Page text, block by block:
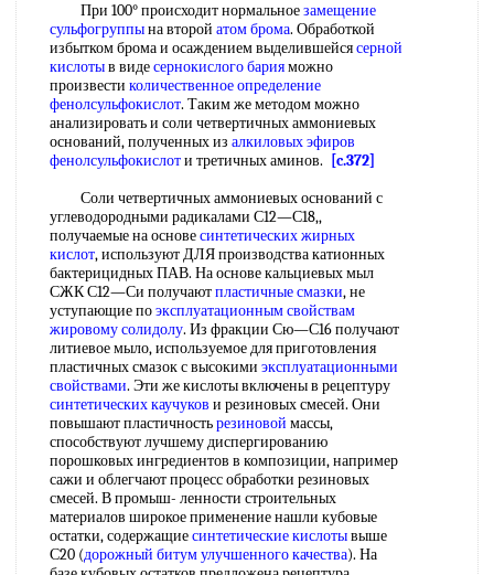
При 100° происходит нормальноезамещение
сульфогруппына второй атом брома. Обработкой
избытком брома и осаждением выделившейсясерной
кислотыв видесернокислого барияможно
произвести количественное определение
фенолсульфокислот. Таким же методом можно
анализировать и соли четвертичных аммониевых
оснований, полученных из алкиловых эфиров
фенолсульфокислоти третичных аминов.
[c.372]
Соли четвертичных аммониевых оснований с
углеводородными радикалами С12—С18,,
получаемые на основесинтетических жирных
кислот, используют ДЛЯ производства катионных
бактерицидных ПАВ. На основе кальциевых мыл
СЖК С12—Си получаютпластичные смазки, не
уступающие поэксплуатационным свойствам
жировому солидолу. Из фракции Сю—С16 получают
литиевое мыло, используемое для приготовления
пластичных смазок с высокими эксплуатационными
свойствами. Эти же кислоты включены в рецептуру
синтетических каучуков и резиновых смесей. Они
повышают пластичностьрезиновой массы,
способствуют лучшему диспергированию
порошковых ингредиентов в композиции, например
сажи и облегчают процесс обработки резиновых
смесей. В промыш- ленности строительных
материалов широкое применение нашли кубовые
остатки, содержащиесинтетические кислотывыше
С20 (дорожный битумулучшенного качества). На